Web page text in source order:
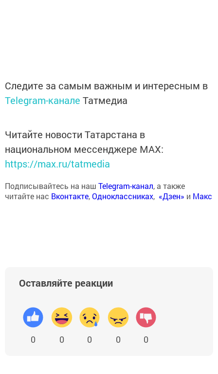
Следите за самым важным и интересным в
Telegram-канале Татмедиа
Читайте новости Татарстана в
национальном мессенджере MАХ:
https://max.ru/tatmedia
Подписывайтесь на наш Telegram-канал, а также
читайте нас Вконтакте,Одноклассниках, «Дзен» и Макс
Оставляйте реакции
0 0 0 0 0